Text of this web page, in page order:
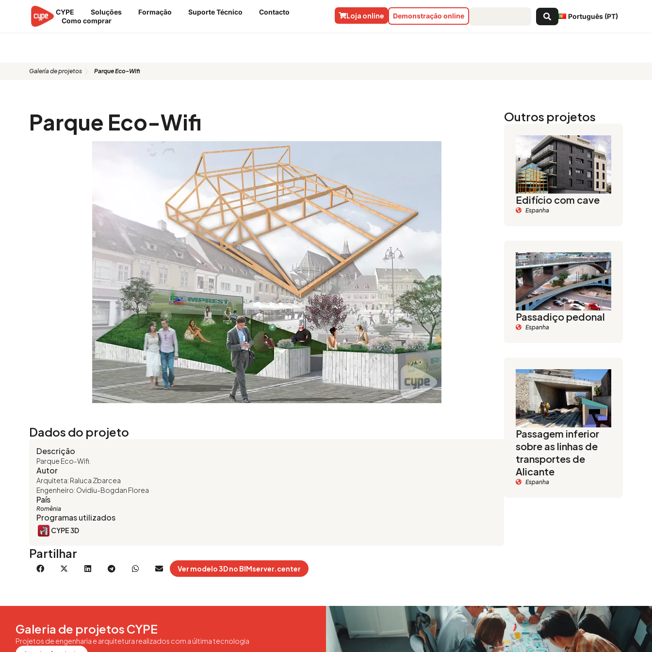
CYPE Soluções Formação Suporte Técnico
Contacto
Como comprar
Português (PT)
Search
...
Demonstração online
Loja online
Galería de projetos Parque Eco-Wifi
Parque Eco-Wifi
Dados do projeto
Descrição
Parque Eco-Wifi.
Autor
Arquiteta: Raluca Zbarcea
Engenheiro: Ovidiu-Bogdan Florea
País
Romênia
Programas utilizados
CYPE 3D
Partilhar
Ver modelo 3D no BIMserver.center
Outros projetos
Edifício com cave
Espanha
Passadiço pedonal
Espanha
Passagem inferior
sobre as linhas de
transportes de
Alicante
Espanha
Galeria de projetos CYPE
Projetos de engenharia e arquitetura realizados com a última tecnologia